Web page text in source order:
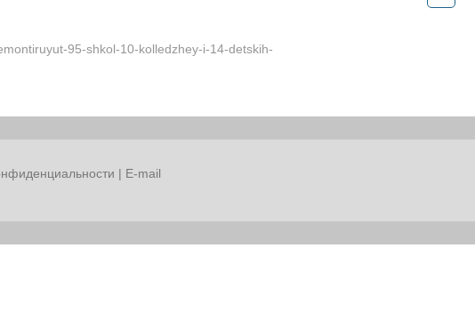
95-shkol-10-kolledzhey-i-14-detskih-
| E-mail